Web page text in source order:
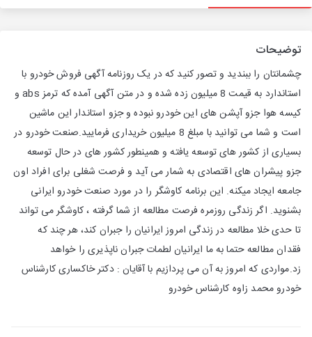
توضیحات
چشمانتان را ببندید و تصور کنید که در یک روزنامه آگهی فروش خودرو با
استاندارد به قیمت 8 میلیون زده شده و در متن آگهی آمده که ترمز abs و
کیسه هوا جزو آپشن های این خودرو نبوده و جزو استاندار این ماشین
است و شما می توانید با مبلغ 8 میلیون خریداری فرمایید.صنعت خودرو در
بسیاری از کشور های توسعه یافته و همینطور کشور های در حال توسعه
جزو پیشران های اقتصادی به شمار می آید و فرصت شغلی برای افراد اون
جامعه ایجاد میکنه. این برنامه کاوشگر را در مورد صنعت خودرو ایرانی
بشنوید. اگر زندگی روزمره فرصت مطالعه از شما گرفته ، کاوشگر می تواند
تا حدی خلا مطالعه در زندگی امروز ایرانیان را جبران کند، هر چند که
فقدان مطالعه حتما به ما ایرانیان لطمات جبران ناپذیری را خواهد
زد.مواردی که امروز به آن می پردازیم با آقایان : دکتر خاکساری کارشناس
خودرو محمد زاوه کارشناس خودرو